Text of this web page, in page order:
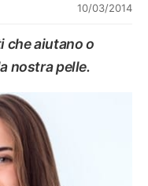
10/03/2014
che aiutano o
nostra pelle.